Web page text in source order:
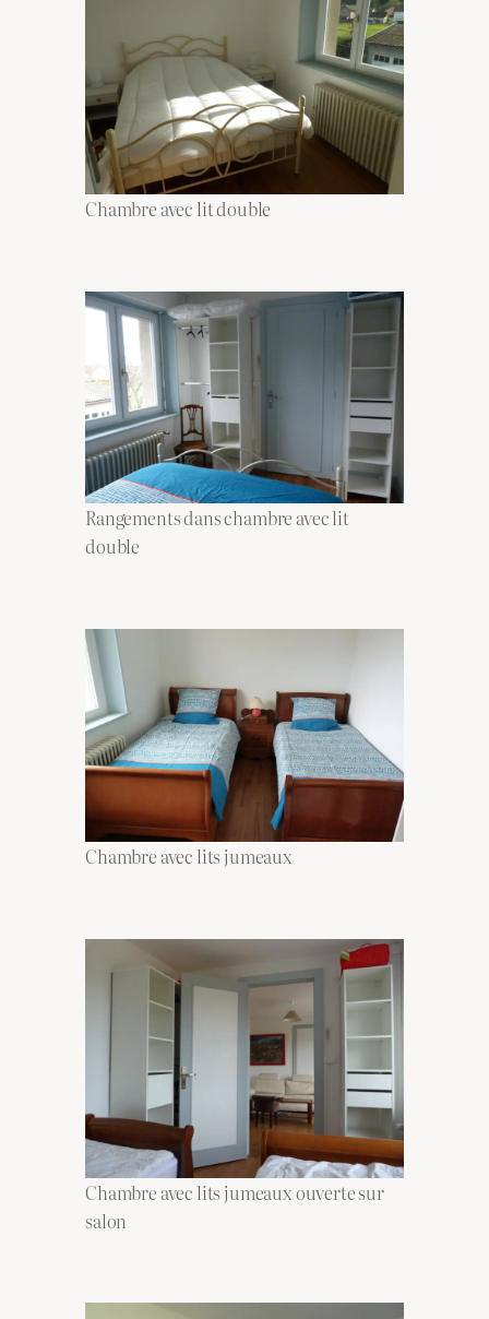
Chambre avec lit double
Rangements dans chambre avec lit
double
Chambre avec lits jumeaux
Chambre avec lits jumeaux ouverte sur
salon